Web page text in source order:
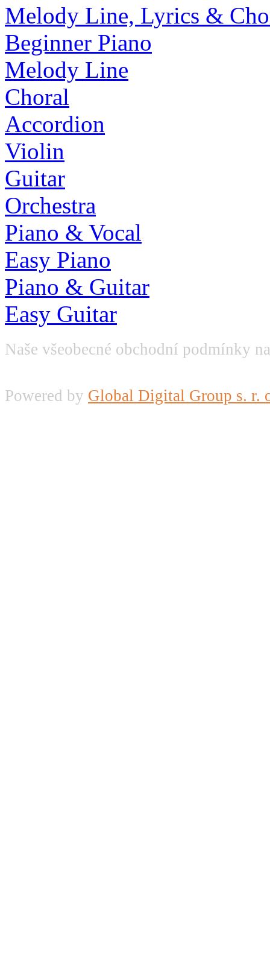
Melody Line, Lyrics &
Beginner Piano
Melody Line
Choral
Accordion
Violin
Guitar
Orchestra
Piano & Vocal
Easy Piano
Piano & Guitar
Easy Guitar
Naše všeobecné obchodní podmínky
Powered by Global Digital Group s. r.